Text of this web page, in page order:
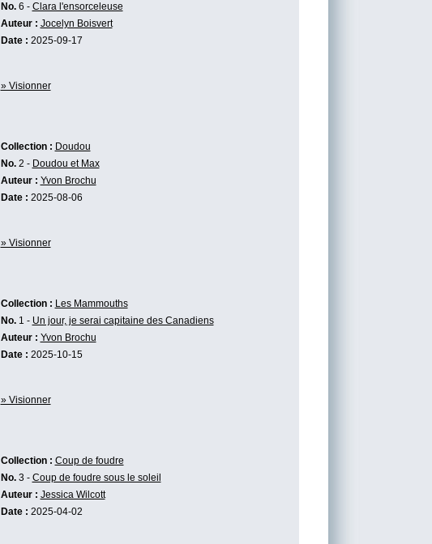
No.6 - Clara l'ensorceleuse
Auteur : Jocelyn Boisvert
Date : 2025-09-17
» Visionner
Collection : Doudou
No.2 - Doudou et Max
Auteur : Yvon Brochu
Date : 2025-08-06
» Visionner
Collection : Les Mammouths
No.1 - Un jour, je serai capitaine des Canadiens
Auteur : Yvon Brochu
Date : 2025-10-15
» Visionner
Collection : Coup de foudre
No.3 - Coup de foudre sous le soleil
Auteur : Jessica Wilcott
Date : 2025-04-02